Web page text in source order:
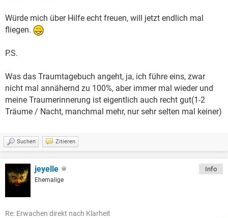
Würde mich über Hilfe echt freuen, will jetzt endlich mal
fliegen.
P.S.
Was das Traumtagebuch angeht, ja, ich führe eins, zwar
nicht mal annähernd zu 100%, aber immer mal wieder und
meine Traumerinnerung ist eigentlich auch recht gut(1-2
Träume / Nacht, manchmal mehr, nur sehr selten mal keiner)
Suchen Zitieren
jeyelle
Ehemalige
Info
Re: Erwachen direkt nach Klarheit